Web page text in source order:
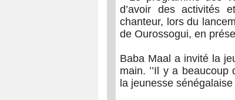
d’avoir des activités
chanteur, lors du
de Ourossogui, en
Baba Maal a invité la
main. ’’Il y a
la jeunesse sénégalaise